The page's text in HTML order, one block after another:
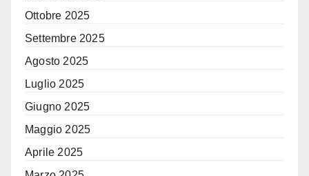
Ottobre 2025
Settembre 2025
Agosto 2025
Luglio 2025
Giugno 2025
Maggio 2025
Aprile 2025